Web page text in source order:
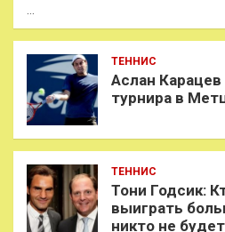
…
ТЕННИС
Аслан Карацев
турнира в
ТЕННИС
Тони Годсик:
выиграть
никто не